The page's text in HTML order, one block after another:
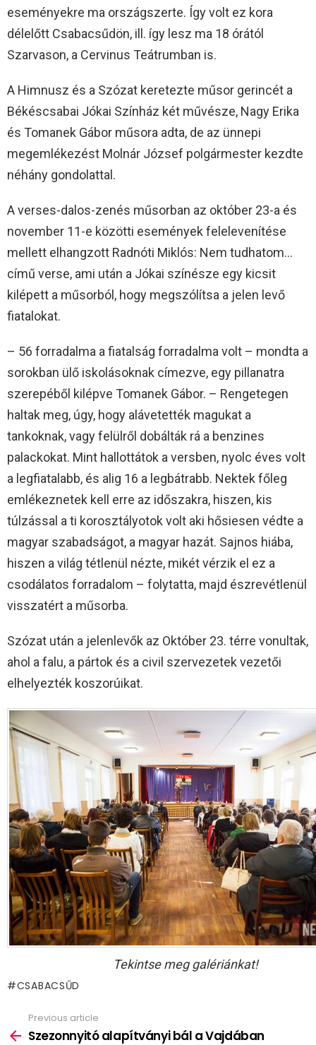
eseményekre ma országszerte. Így volt ez kora
délelőtt Csabacsűdön, ill. így lesz ma 18 órától
Szarvason, a Cervinus Teátrumban is.
A Himnusz és a Szózat keretezte műsor gerincét a
Békéscsabai Jókai Színház két művésze, Nagy Erika
és Tomanek Gábor műsora adta, de az ünnepi
megemlékezést Molnár József polgármester kezdte
néhány gondolattal.
A verses-dalos-zenés műsorban az október 23-a és
november 11-e közötti események felelevenítése
mellett elhangzott Radnóti Miklós: Nem tudhatom…
című verse, ami után a Jókai színésze egy kicsit
kilépett a műsorból, hogy megszólítsa a jelen levő
fiatalokat.
– 56 forradalma a fiatalság forradalma volt – mondta a
sorokban ülő iskolásoknak címezve, egy pillanatra
szerepéből kilépve Tomanek Gábor. – Rengetegen
haltak meg, úgy, hogy alávetették magukat a
tankoknak, vagy felülről dobálták rá a benzines
palackokat. Mint hallottátok a versben, nyolc éves volt
a legfiatalabb, és alig 16 a legbátrabb. Nektek főleg
emlékeznetek kell erre az időszakra, hiszen, kis
túlzással a ti korosztályotok volt aki hősiesen védte a
magyar szabadságot, a magyar hazát. Sajnos hiába,
hiszen a világ tétlenül nézte, mikét vérzik el ez a
csodálatos forradalom – folytatta, majd észrevétlenül
visszatért a műsorba.
Szózat után a jelenlevők az Október 23. térre vonultak,
ahol a falu, a pártok és a civil szervezetek vezetői
elhelyezték koszorúikat.
Tekintse meg galériánkat!
CSABACSŰD
more
Previous article
Szezonnyitó alapítványi bál a Vajdában